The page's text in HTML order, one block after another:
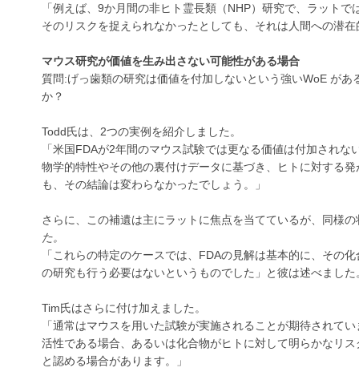
「例えば、9か月間の非ヒト霊長類（NHP）研究で、ラット
そのリスクを捉えられなかったとしても、それは人間への潜
マウス研究が価値を生み出さない可能性がある場合
質問:げっ歯類の研究は価値を付加しないという強いWoE が
か？
Todd氏は、2つの実例を紹介しました。
「米国FDAが2年間のマウス試験では更なる価値は付加され
物学的特性やその他の裏付けデータに基づき、ヒトに対する
も、その結論は変わらなかったでしょう。」
さらに、この補遺は主にラットに焦点を当てているが、同様
た。
「これらの特定のケースでは、FDAの見解は基本的に、その
の研究も行う必要はないというものでした」と彼は述べました
Tim氏はさらに付け加えました。
「通常はマウスを用いた試験が実施されることが期待されて
活性である場合、あるいは化合物がヒトに対して明らかなリ
と認める場合があります。」